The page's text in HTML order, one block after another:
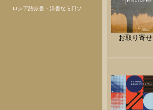
ロシア語原書・洋書なら日ソ
お取り寄せ